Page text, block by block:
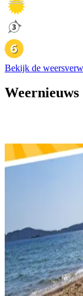
Bekijk de
Weernieuws